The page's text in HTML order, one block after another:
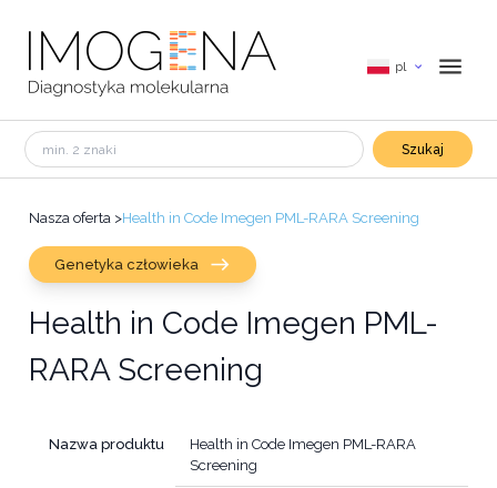
pl
Szukaj
Nasza oferta >Health in Code Imegen PML-RARA Screening
Genetyka człowieka
Health in Code Imegen PML-
RARA Screening
Nazwa produktu
Health in Code Imegen PML-RARA
Screening